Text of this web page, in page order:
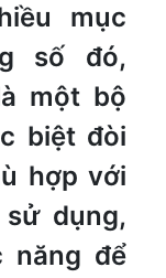
mục
số đó,
một bộ
biệt đòi
hợp với
dụng,
năng để